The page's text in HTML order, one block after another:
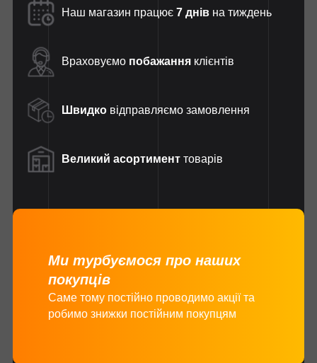
Наш магазин працює 7 днів на тиждень
Враховуємо побажання клієнтів
Швидко відправляємо замовлення
Великий асортимент товарів
Ми турбуємося про наших
покупців
Саме тому постійно проводимо акції та
робимо знижки постійним покупцям